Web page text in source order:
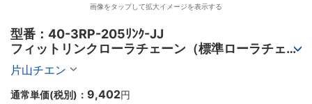
画像をタップして拡大イメージを表示する
型番：40-3RP-205ﾘﾝｸ-JJ
フィットリンクローラチェーン（標準ローラチェー
ン） 3列
片山チエン
通常単価(税別)： 9,402円